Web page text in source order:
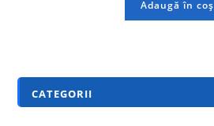
Adaugă în coș
CATEGORII